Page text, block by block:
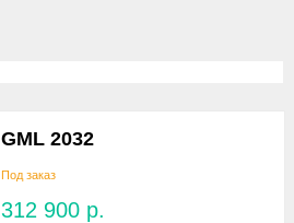
GML 2032
Под заказ
312 900 р.